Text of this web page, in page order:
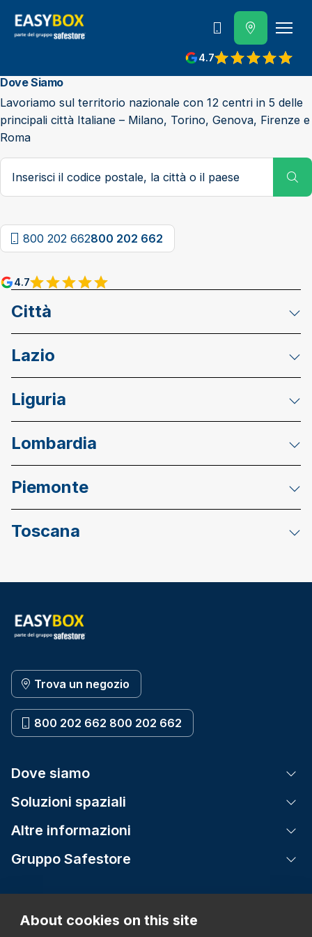
About cookies on this site
4.7
View reviews on Google
800 202 662
Dove Siamo
Lavoriamo sul territorio nazionale con 12 centri in 5 delle
principali città Italiane – Milano, Torino, Genova, Firenze e
Roma
Codice postale, città o paese
800 202 662800 202 662
4.7
View reviews on Google
Città
Lazio
Liguria
Lombardia
Piemonte
Toscana
Trova un negozio
800 202 662 800 202 662
Dove siamo
Soluzioni spaziali
Altre informazioni
Gruppo Safestore